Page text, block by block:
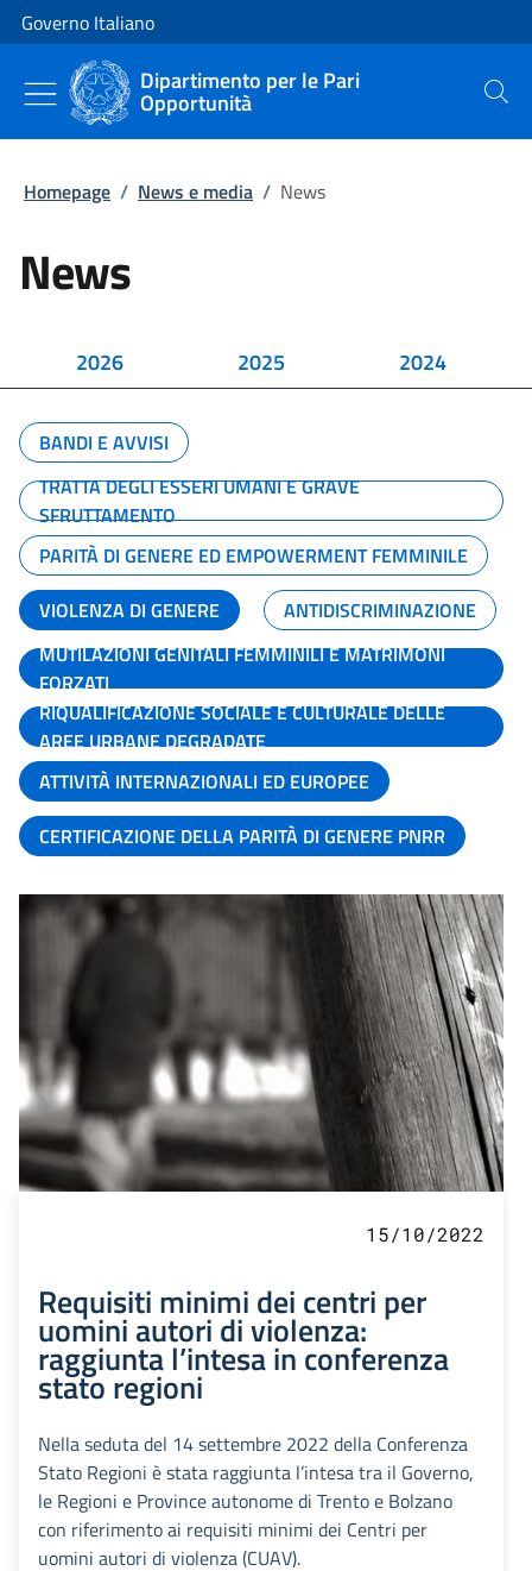
Vai al contenuto
Vai alla navigazione del sito
Governo Italiano
Dipartimento per le Pari
Opportunità Cerca
Homepage / News e media / News
News
2026 2025 2024
BANDI E AVVISI
TRATTA DEGLI ESSERI UMANI E GRAVE
SFRUTTAMENTO
PARITÀ DI GENERE ED EMPOWERMENT FEMMINILE
VIOLENZA DI GENERE
ANTIDISCRIMINAZIONE
MUTILAZIONI GENITALI FEMMINILI E MATRIMONI
FORZATI
RIQUALIFICAZIONE SOCIALE E CULTURALE DELLE
AREE URBANE DEGRADATE
ATTIVITÀ INTERNAZIONALI ED EUROPEE
CERTIFICAZIONE DELLA PARITÀ DI GENERE PNRR
15/10/2022
Requisiti minimi dei centri per
uomini autori di violenza:
raggiunta l’intesa in conferenza
stato regioni
Nella seduta del 14 settembre 2022 della Conferenza
Stato Regioni è stata raggiunta l’intesa tra il Governo,
le Regioni e Province autonome di Trento e Bolzano
con riferimento ai requisiti minimi dei Centri per
uomini autori di violenza (CUAV).